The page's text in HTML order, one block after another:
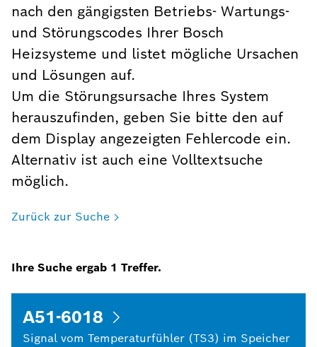
nach den gängigsten Betriebs- Wartungs-
und Störungscodes Ihrer Bosch
Heizsysteme und listet mögliche Ursachen
und Lösungen auf.
Um die Störungsursache Ihres System
herauszufinden, geben Sie bitte den auf
dem Display angezeigten Fehlercode ein.
Alternativ ist auch eine Volltextsuche
möglich.
Zurück zur Suche
Ihre Suche ergab 1 Treffer.
A51-6018
Signal vom Temperaturfühler (TS3) im Speicher